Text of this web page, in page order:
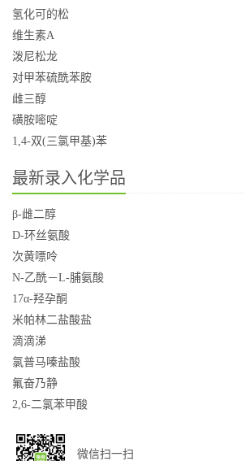
氢化可的松
维生素A
泼尼松龙
对甲苯硫酰苯胺
雌三醇
磺胺嘧啶
1,4-双(三氯甲基)苯
最新录入化学品
β-雌二醇
D-环丝氨酸
次黄嘌呤
N-乙酰－L-脯氨酸
17α-羟孕酮
米帕林二盐酸盐
滴滴涕
氯普马嗪盐酸
氟奋乃静
2,6-二氯苯甲酸
微信扫一扫